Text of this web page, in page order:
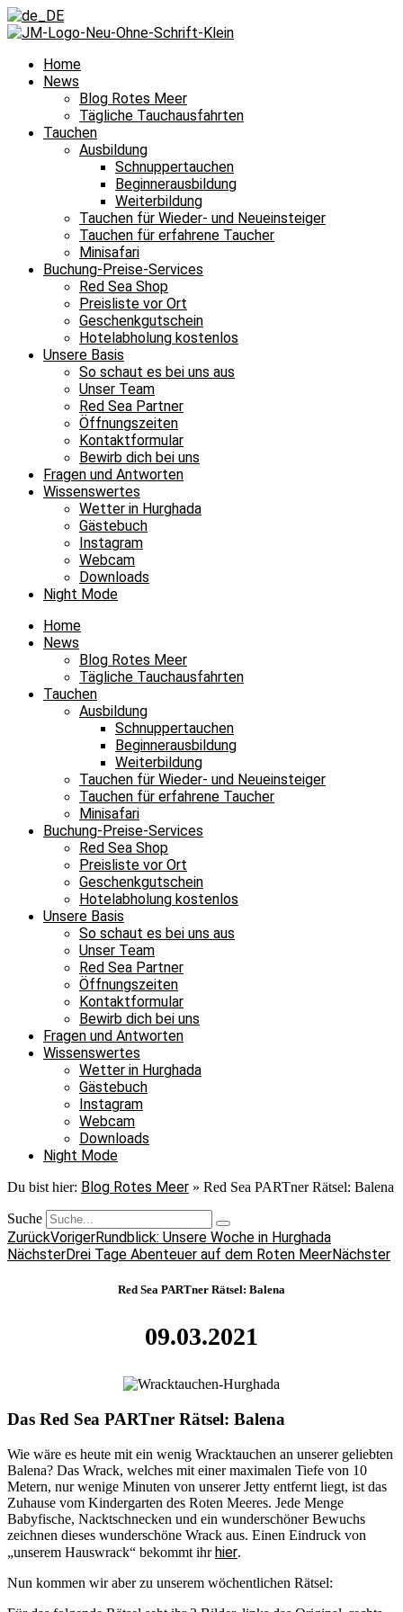
Home
News
Blog Rotes Meer
Tägliche Tauchausfahrten
Tauchen
Ausbildung
Schnuppertauchen
Beginnerausbildung
Weiterbildung
Tauchen für Wieder- und Neueinsteiger
Tauchen für erfahrene Taucher
Minisafari
Buchung-Preise-Services
Red Sea Shop
Preisliste vor Ort
Geschenkgutschein
Hotelabholung kostenlos
Unsere Basis
So schaut es bei uns aus
Unser Team
Red Sea Partner
Öffnungszeiten
Kontaktformular
Bewirb dich bei uns
Fragen und Antworten
Wissenswertes
Wetter in Hurghada
Gästebuch
Instagram
Webcam
Downloads
Night Mode
Home
News
Blog Rotes Meer
Tägliche Tauchausfahrten
Tauchen
Ausbildung
Schnuppertauchen
Beginnerausbildung
Weiterbildung
Tauchen für Wieder- und Neueinsteiger
Tauchen für erfahrene Taucher
Minisafari
Buchung-Preise-Services
Red Sea Shop
Preisliste vor Ort
Geschenkgutschein
Hotelabholung kostenlos
Unsere Basis
So schaut es bei uns aus
Unser Team
Red Sea Partner
Öffnungszeiten
Kontaktformular
Bewirb dich bei uns
Fragen und Antworten
Wissenswertes
Wetter in Hurghada
Gästebuch
Instagram
Webcam
Downloads
Night Mode
Du bist hier: Blog Rotes Meer » Red Sea PARTner Rätsel: Balena
Suche
ZurückVorigerRundblick: Unsere Woche in Hurghada
NächsterDrei Tage Abenteuer auf dem Roten MeerNächster
Red Sea PARTner Rätsel: Balena
09.03.2021
Das Red Sea PARTner Rätsel: Balena
Wie wäre es heute mit ein wenig Wracktauchen an unserer geliebten
Balena? Das Wrack, welches mit einer maximalen Tiefe von 10
Metern, nur wenige Minuten von unserer Jetty entfernt liegt, ist das
Zuhause vom Kindergarten des Roten Meeres. Jede Menge
Babyfische, Nacktschnecken und ein wunderschöner Bewuchs
zeichnen dieses wunderschöne Wrack aus. Einen Eindruck von
„unserem Hauswrack“ bekommt ihrhier.
Nun kommen wir aber zu unserem wöchentlichen Rätsel: